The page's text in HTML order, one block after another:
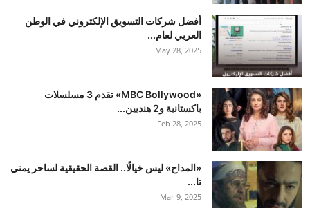
أفضل شركات التسويق الإلكتروني في الوطن
العربي لعام...
May 28, 2025
«MBC Bollywood» تقدم 3 مسلسلات
باكستانية و2 هنديين...
Feb 28, 2025
«المداح» ليس خيالًا.. القصة الحقيقية لساحر يمني
تا...
Mar 9, 2025